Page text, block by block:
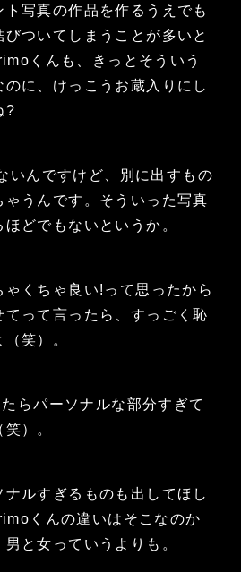
写真の作品を作るうえでも
ついてしまうことが多いと
くんも、きっとそういう
に、けっこうお蔵入りにし
?
んですけど、別に出すもの
ゃうんです。そういった写真
どでもないというか。
ゃくちゃ良い!って思ったから
てって言ったら、すっごく恥
笑）。
らパーソナルな部分すぎて
）。
ルすぎるものも出してほし
くんの違いはそこなのか
と女っていうよりも。